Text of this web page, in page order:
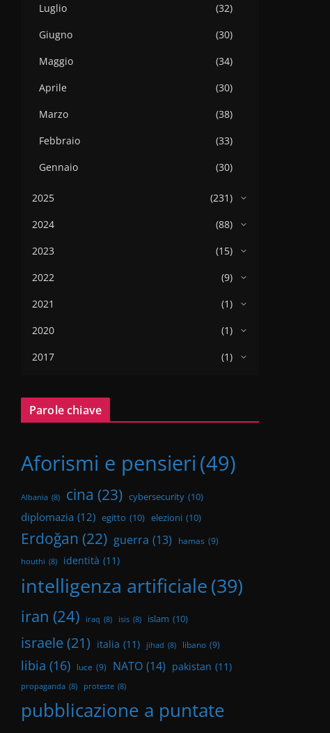
Luglio
(32)
Giugno
(30)
Maggio
(34)
Aprile
(30)
Marzo
(38)
Febbraio
(33)
Gennaio
(30)
2025
(231)
2024
(88)
2023
(15)
2022
(9)
2021
(1)
2020
(1)
2017
(1)
Parole chiave
Aforismi e pensieri (49)
Albania (8) cina (23) cybersecurity (10)
diplomazia (12) egitto (10) elezioni (10)
Erdoğan (22) guerra (13) hamas (9)
houthi (8) identità (11)
intelligenza artificiale(39)
iran (24) iraq (8) isis (8) islam (10)
israele(21) italia (11) jihad (8) libano (9)
libia (16) luce (9) NATO (14) pakistan (11)
propaganda (8) proteste (8)
pubblicazione a puntate